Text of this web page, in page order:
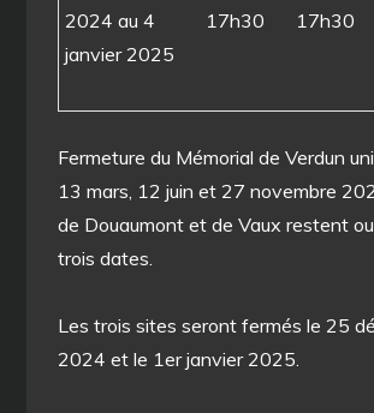
2024 au 4
janvier 2025
17h30
17h30
Fermeture du Mémorial de Verdun
13 mars, 12 juin et 27 novembre
de Douaumont et de Vaux restent
trois dates.
Les trois sites seront fermés le 25
2024 et le 1er janvier 2025.